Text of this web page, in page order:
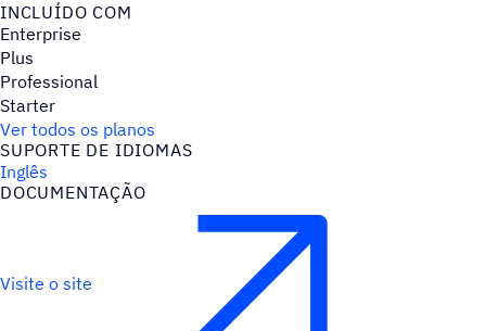
INCLUÍDO COM
Enterprise
Plus
Professional
Starter
Ver todos os planos
SUPORTE DE IDIOMAS
Inglês
DOCUMENTAÇÃO
Visite o site